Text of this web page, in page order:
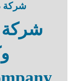
شركة
شركة